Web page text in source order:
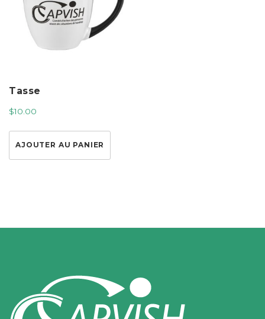
Tasse
$10.00
AJOUTER AU PANIER